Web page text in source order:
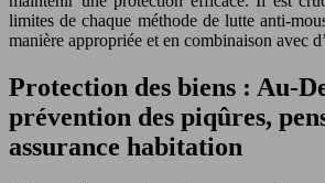
limites de chaque méthode de lutte anti-
manière appropriée et en combinaison avec
Protection des biens : Au-
prévention des piqûres,
assurance habitation